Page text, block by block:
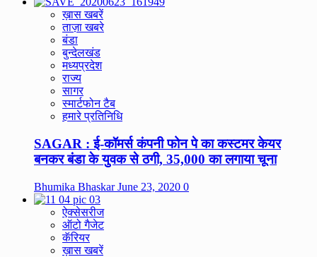
ख़ास खबरें
ताज़ा खबरे
बंडा
बुन्देलखंड
मध्यप्रदेश
राज्य
सागर
स्मार्टफोन टैब
हमारे प्रतिनिधि
SAGAR : ई-कॉमर्स कंपनी फोन पे का कस्टमर केयर
बनकर बंडा के युवक से ठगी, 35,000 का लगाया चूना
Bhumika BhaskarJune 23, 2020 0
ऐक्सेसरीज
ऑटो गैजेट
कॅरियर
ख़ास खबरें